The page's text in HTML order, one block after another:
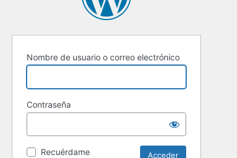
Nombre de usuario o correo electrónico
Contraseña
Recuérdame